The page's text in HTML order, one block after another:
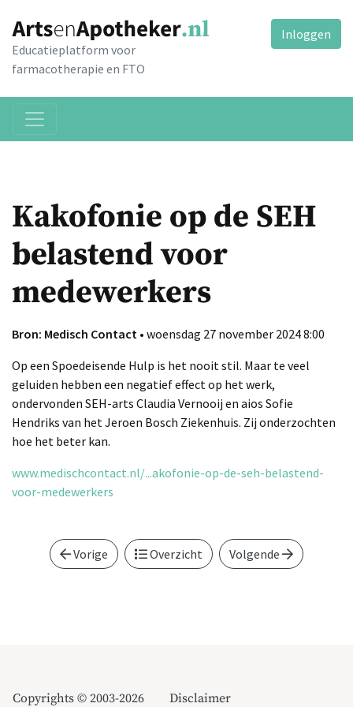
Educatieplatform voor
farmacotherapie en FTO
Inloggen
Kakofonie op de SEH
belastend voor
medewerkers
Bron: Medisch Contact • woensdag 27 november 2024 8:00
Op een Spoedeisende Hulp is het nooit stil. Maar te veel
geluiden hebben een negatief effect op het werk,
ondervonden SEH-arts Claudia Vernooij en aios Sofie
Hendriks van het Jeroen Bosch Ziekenhuis. Zij onderzochten
hoe het beter kan.
www.medischcontact.nl/...akofonie-op-de-seh-belastend-
voor-medewerkers
Vorige Overzicht Volgende
Copyrights © 2003-2026 Disclaimer